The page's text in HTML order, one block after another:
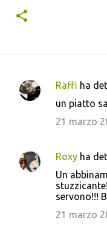
C
e
Raffi ha
un piatto
21 marzo
Roxy ha
Un
servono!!!
21 marzo